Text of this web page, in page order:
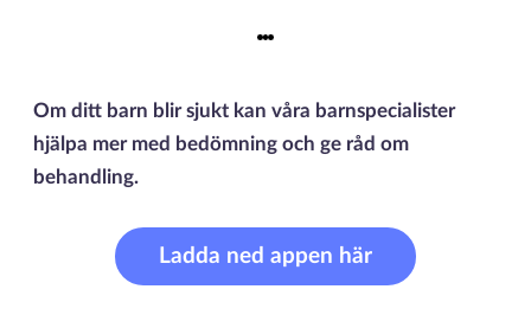
Om ditt barn blir sjukt kan våra barnspecialister
hjälpa mer med bedömning och ge råd om
behandling.
Ladda ned appen här